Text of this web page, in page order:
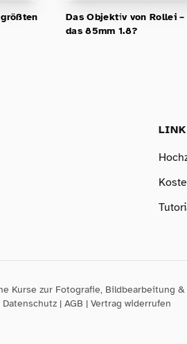
Das Objektiv von Rollei –
das 85mm 1.8?
Kurse zur Fotografie, Bildbearbeitung
Datenschutz| AGB | Vertrag widerrufen